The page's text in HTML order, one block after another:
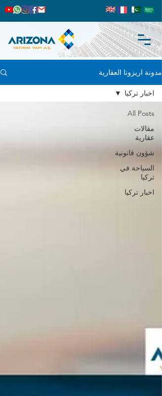
مدونة اريزونا العقارية
All Posts
مقالات
عقارية
شؤون قانونية
السياحة في
تركيا
اخبار تركيا
اخبار تركيا